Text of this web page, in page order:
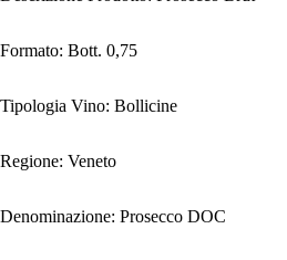
Formato: Bott. 0,75
Tipologia Vino: Bollicine
Regione: Veneto
Denominazione: Prosecco DOC